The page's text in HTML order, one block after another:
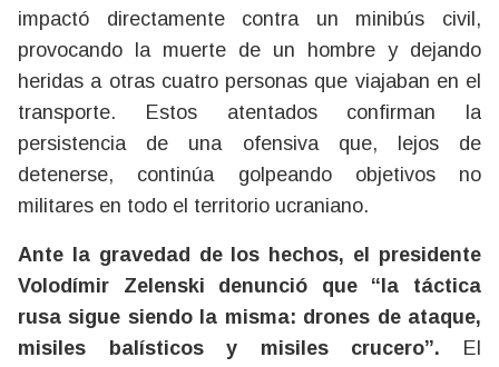
impactó directamente contra un minibús civil,
provocando la muerte de un hombre y dejando
heridas a otras cuatro personas que viajaban en el
transporte. Estos atentados confirman la
persistencia de una ofensiva que, lejos de
detenerse, continúa golpeando objetivos no
militares en todo el territorio ucraniano.
Ante la gravedad de los hechos, el presidente
Volodímir Zelenski denunció que “la táctica
rusa sigue siendo la misma: drones de ataque,
misiles balísticos y misiles crucero”. El